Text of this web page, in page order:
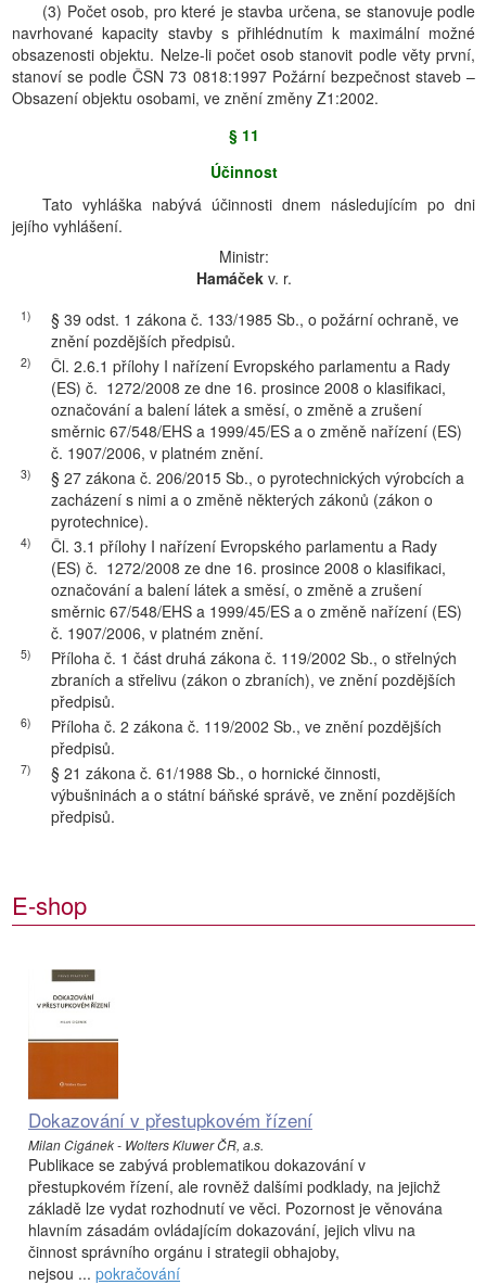
(3) Počet osob, pro které je stavba určena, se stanovuje podle
navrhované kapacity stavby s přihlédnutím k maximální možné
obsazenosti objektu. Nelze-li počet osob stanovit podle věty první,
stanoví se podle ČSN 73 0818:1997 Požární bezpečnost staveb –
Obsazení objektu osobami, ve znění změny Z1:2002.
§ 11
Účinnost
Tato vyhláška nabývá účinnosti dnem následujícím po dni
jejího vyhlášení.
Ministr:
Hamáčekv. r.
1)
§ 39 odst. 1 zákona č. 133/1985 Sb., o požární ochraně, ve
znění pozdějších předpisů.
2)
Čl. 2.6.1 přílohy I nařízení Evropského parlamentu a Rady
(ES) č. 1272/2008 ze dne 16. prosince 2008 o klasifikaci,
označování a balení látek a směsí, o změně a zrušení
směrnic 67/548/EHS a 1999/45/ES a o změně nařízení (ES)
č. 1907/2006, v platném znění.
3)
§ 27 zákona č. 206/2015 Sb., o pyrotechnických výrobcích a
zacházení s nimi a o změně některých zákonů (zákon o
pyrotechnice).
4)
Čl. 3.1 přílohy I nařízení Evropského parlamentu a Rady
(ES) č. 1272/2008 ze dne 16. prosince 2008 o klasifikaci,
označování a balení látek a směsí, o změně a zrušení
směrnic 67/548/EHS a 1999/45/ES a o změně nařízení (ES)
č. 1907/2006, v platném znění.
5)
Příloha č. 1 část druhá zákona č. 119/2002 Sb., o střelných
zbraních a střelivu (zákon o zbraních), ve znění pozdějších
předpisů.
6)
Příloha č. 2 zákona č. 119/2002 Sb., ve znění pozdějších
předpisů.
7)
§ 21 zákona č. 61/1988 Sb., o hornické činnosti,
výbušninách a o státní báňské správě, ve znění pozdějších
předpisů.
E-shop
Dokazování v přestupkovém řízení
Milan Cigánek - Wolters Kluwer ČR, a.s.
Publikace se zabývá problematikou dokazování v
přestupkovém řízení, ale rovněž dalšími podklady, na jejichž
základě lze vydat rozhodnutí ve věci. Pozornost je věnována
hlavním zásadám ovládajícím dokazování, jejich vlivu na
činnost správního orgánu i strategii obhajoby,
nejsou ... pokračování